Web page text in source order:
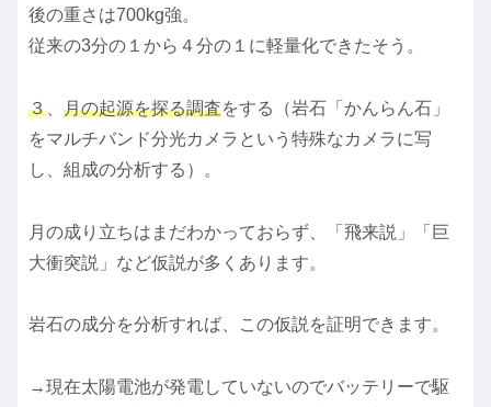
後の重さは700kg強。
従来の3分の１から４分の１に軽量化できたそう。
３ 月の起源を探る調査をする（岩石「かんらん石」
をマルチバンド分光カメラという特殊なカメラに写
し、組成の分析する）。
月の成り立ちはまだわかっておらず、「飛来説」「巨
大衝突説」など仮説が多くあります。
岩石の成分を分析すれば、この仮説を証明できます。
→現在太陽電池が発電していないのでバッテリーで駆